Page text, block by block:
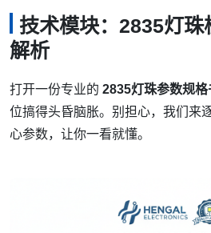
技术模块：2835灯
解析
打开一份专业的 2835灯珠参数规格
位搞得头昏脑胀。别担心，我们来
心参数，让你一看就懂。